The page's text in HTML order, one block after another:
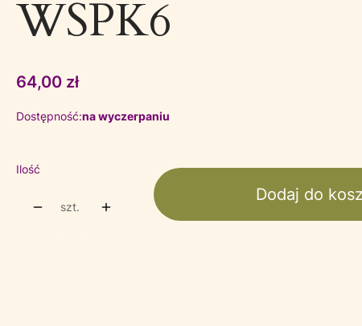
WSPK6
Cena
64,00 zł
Dostępność:na wyczerpaniu
Ilość
szt.
Dodaj do